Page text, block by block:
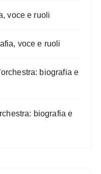
voce e ruoli
voce e ruoli
biografia e
biografia e